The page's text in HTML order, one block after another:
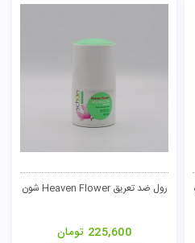
رول ضد تعریق Heaven Flower شون
225,600 تومان